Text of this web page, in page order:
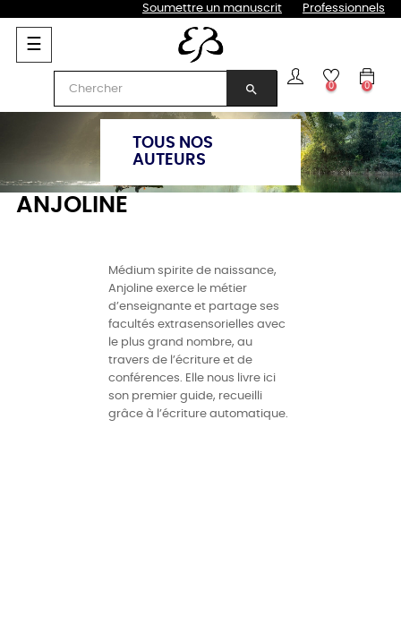
Soumettre un manuscrit Professionnels
Basculer
la
navigation
☰
search 0 0
TOUS NOS
AUTEURS
ANJOLINE
Médium spirite de naissance,
Anjoline exerce le métier
d’enseignante et partage ses
facultés extrasensorielles avec
le plus grand nombre, au
travers de l’écriture et de
conférences. Elle nous livre ici
son premier guide, recueilli
grâce à l’écriture automatique.